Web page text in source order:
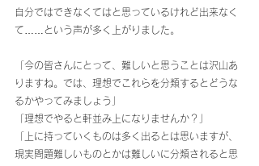
自分ではできなくてはと思っているけれど出来なく
て……という声が多く上がりました。
「今の皆さんにとって、難しいと思うことは沢山あ
りますね。では、理想でこれらを分類するとどうな
るかやってみましょう」
「理想でやると軒並み上になりませんか？」
「上に持っていくものは多く出るとは思いますが、
現実問題難しいものとかは難しいに分類されると思